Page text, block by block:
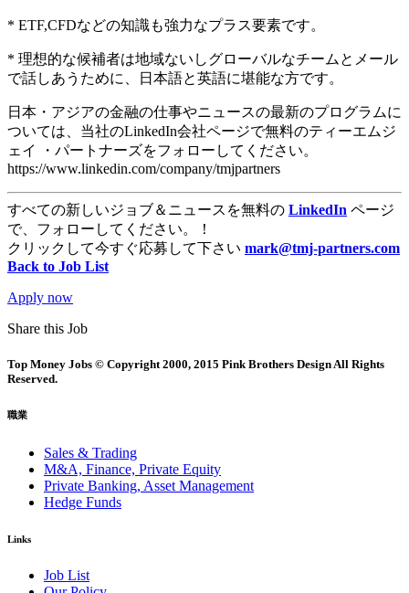
* ETF,CFDなどの知識も強力なプラス要素です。
* 理想的な候補者は地域ないしグローバルなチームとメール
で話しあうために、日本語と英語に堪能な方です。
日本・アジアの金融の仕事やニュースの最新のプログラムに
ついては、当社のLinkedIn会社ページで無料のティーエムジ
ェイ ・パートナーズをフォローしてください。
https://www.linkedin.com/company/tmjpartners
すべての新しいジョブ＆ニュースを無料の LinkedIn ページ
で、フォローしてください。！
クリックして今すぐ応募して下さい mark@tmj-partners.com
Back to Job List
Apply now
Share this Job
Top Money Jobs © Copyright 2000, 2015 Pink Brothers Design All Rights
Reserved.
職業
Sales & Trading
M&A, Finance, Private Equity
Private Banking, Asset Management
Hedge Funds
Links
Job List